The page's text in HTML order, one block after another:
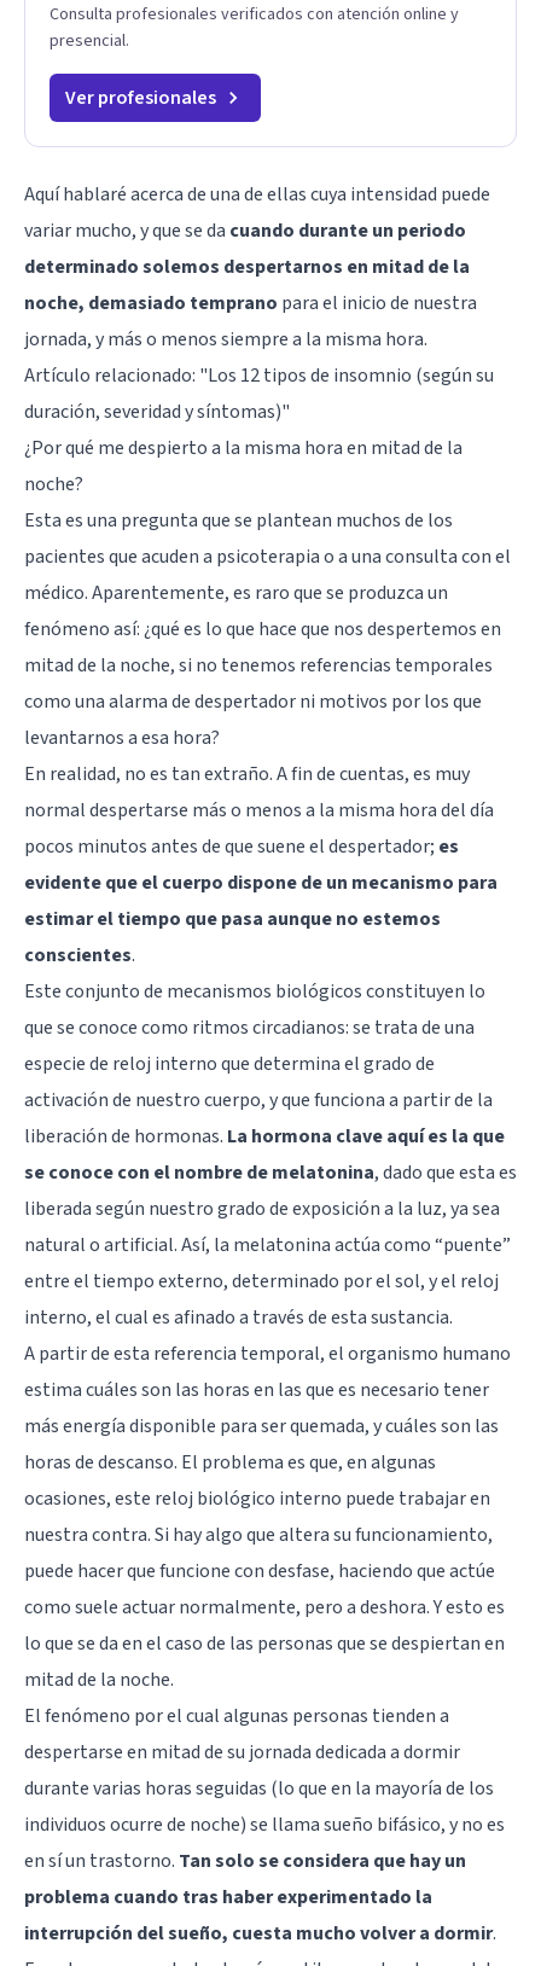
Consulta profesionales verificados con atención online y
presencial.
Ver profesionales
Aquí hablaré acerca de una de ellas cuya intensidad puede
variar mucho, y que se da cuando durante un periodo
determinado solemos despertarnos en mitad de la
noche, demasiado temprano para el inicio de nuestra
jornada, y más o menos siempre a la misma hora.
Artículo relacionado: "Los 12 tipos de insomnio (según su
duración, severidad y síntomas)"
¿Por qué me despierto a la misma hora en mitad de la
noche?
Esta es una pregunta que se plantean muchos de los
pacientes que acuden a psicoterapia o a una consulta con el
médico. Aparentemente, es raro que se produzca un
fenómeno así: ¿qué es lo que hace que nos despertemos en
mitad de la noche, si no tenemos referencias temporales
como una alarma de despertador ni motivos por los que
levantarnos a esa hora?
En realidad, no es tan extraño. A fin de cuentas, es muy
normal despertarse más o menos a la misma hora del día
pocos minutos antes de que suene el despertador; es
evidente que el cuerpo dispone de un mecanismo para
estimar el tiempo que pasa aunque no estemos
conscientes.
Este conjunto de mecanismos biológicos constituyen lo
que se conoce como ritmos circadianos: se trata de una
especie de reloj interno que determina el grado de
activación de nuestro cuerpo, y que funciona a partir de la
liberación de hormonas. La hormona clave aquí es la que
se conoce con el nombre de melatonina, dado que esta es
liberada según nuestro grado de exposición a la luz, ya sea
natural o artificial. Así, la melatonina actúa como “puente”
entre el tiempo externo, determinado por el sol, y el reloj
interno, el cual es afinado a través de esta sustancia.
A partir de esta referencia temporal, el organismo humano
estima cuáles son las horas en las que es necesario tener
más energía disponible para ser quemada, y cuáles son las
horas de descanso. El problema es que, en algunas
ocasiones, este reloj biológico interno puede trabajar en
nuestra contra. Si hay algo que altera su funcionamiento,
puede hacer que funcione con desfase, haciendo que actúe
como suele actuar normalmente, pero a deshora. Y esto es
lo que se da en el caso de las personas que se despiertan en
mitad de la noche.
El fenómeno por el cual algunas personas tienden a
despertarse en mitad de su jornada dedicada a dormir
durante varias horas seguidas (lo que en la mayoría de los
individuos ocurre de noche) se llama sueño bifásico, y no es
en sí un trastorno. Tan solo se considera que hay un
problema cuando tras haber experimentado la
interrupción del sueño, cuesta mucho volver a dormir.